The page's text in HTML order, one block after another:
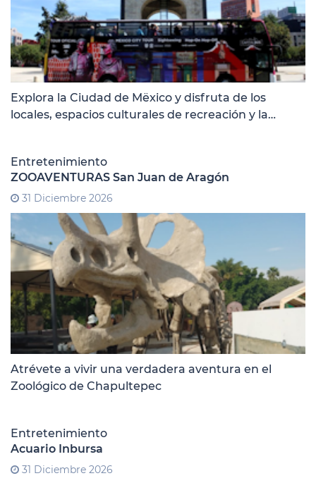
Explora la Ciudad de Mëxico y disfruta de los
locales, espacios culturales de recreación y la
Entretenimiento
ZOOAVENTURAS San Juan de Aragón
31 Diciembre 2026
Atrévete a vivir una verdadera aventura en el
Zoológico de Chapultepec
Entretenimiento
Acuario Inbursa
31 Diciembre 2026